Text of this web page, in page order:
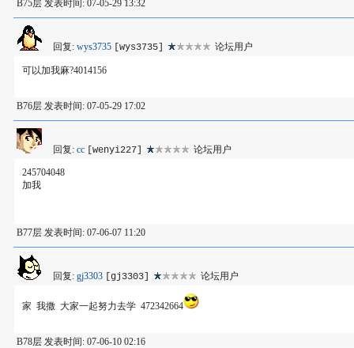
B75层 发表时间: 07-05-29 13:32
回复: wys3735 [wys3735] 论坛用户
可以加我麻?4014156
B76层 发表时间: 07-05-29 17:02
回复: cc [wenyi227] 论坛用户
245704048
加我
B77层 发表时间: 07-06-07 11:20
回复: gj3303 [gj3303] 论坛用户
家 我撒 大家一起努力去学 472342664
B78层 发表时间: 07-06-10 02:16